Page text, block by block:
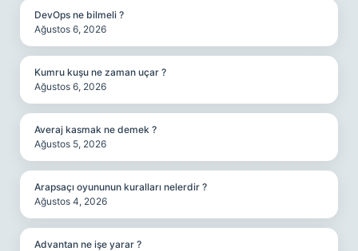
DevOps ne bilmeli ?
Ağustos 6, 2026
Kumru kuşu ne zaman uçar ?
Ağustos 6, 2026
Averaj kasmak ne demek ?
Ağustos 5, 2026
Arapsaçı oyununun kuralları nelerdir ?
Ağustos 4, 2026
Advantan ne işe yarar ?